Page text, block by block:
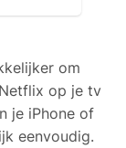
om
op je tv
je iPhone of
eenvoudig.